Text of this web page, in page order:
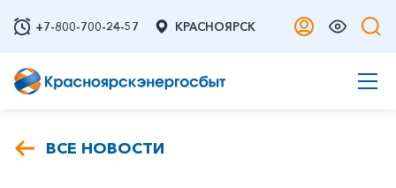
+7-800-700-24-57 КРАСНОЯРСК
ВСЕ НОВОСТИ